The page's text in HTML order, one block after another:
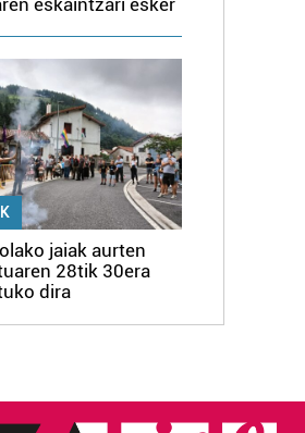
jaiak aurten
28tik 30era
dira